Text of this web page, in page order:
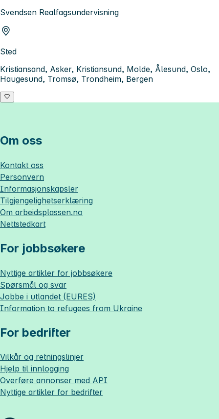
Svendsen Realfagsundervisning
Sted
Kristiansand, Asker, Kristiansund, Molde, Ålesund, Oslo,
Haugesund, Tromsø, Trondheim, Bergen
Om oss
Kontakt oss
Personvern
Informasjonskapsler
Tilgjengelighetserklæring
Om arbeidsplassen.no
Nettstedkart
For jobbsøkere
Nyttige artikler for jobbsøkere
Spørsmål og svar
Jobbe i utlandet (EURES)
Information to refugees from Ukraine
For bedrifter
Vilkår og retningslinjer
Hjelp til innlogging
Overføre annonser med API
Nyttige artikler for bedrifter